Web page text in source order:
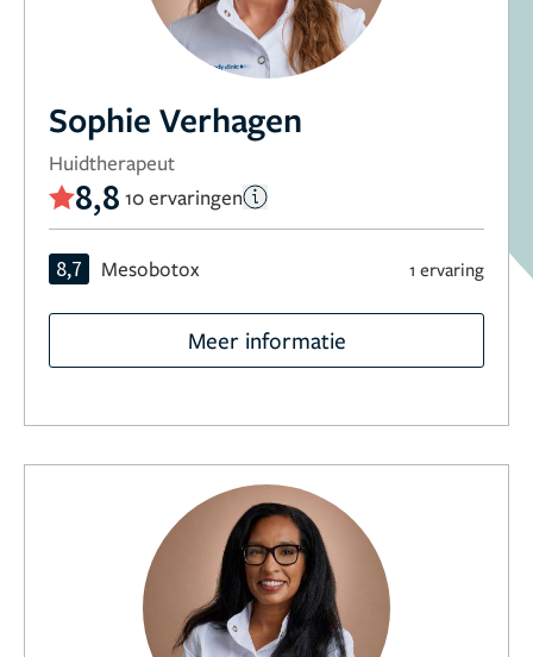
Sophie Verhagen
Huidtherapeut
8,8 10 ervaringen
8,7 Mesobotox 1 ervaring
Meer informatie